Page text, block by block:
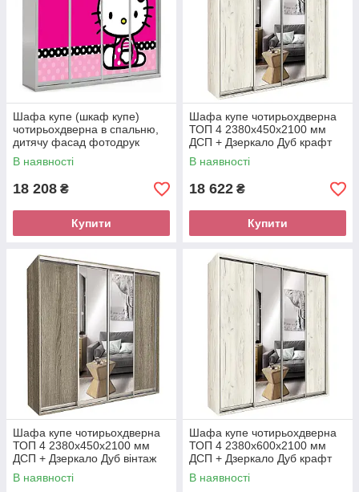
Шафа купе (шкаф купе)
чотирьохдверна в спальню,
дитячу фасад фотодрук
Viorina-Deko
В наявності
18 208 ₴
Купити
Шафа купе чотирьохдверна
ТОП 4 2380х450х2100 мм
ДСП + Дзеркало Дуб крафт
білий Модерн
В наявності
18 622 ₴
Купити
Шафа купе чотирьохдверна
ТОП 4 2380х450х2100 мм
ДСП + Дзеркало Дуб вінтаж
Модерн
В наявності
Шафа купе чотирьохдверна
ТОП 4 2380х600х2100 мм
ДСП + Дзеркало Дуб крафт
білий Модерн
В наявності